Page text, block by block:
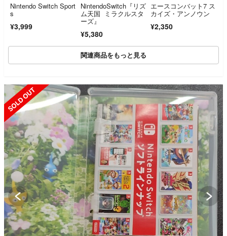
Nintendo Switch Sport
s
¥3,999
NintendoSwitch『リズ
ム天国 ミラクルスタ
ーズ』
¥5,380
エースコンバット7 ス
カイズ・アンノウン
¥2,350
関連商品をもっと見る
SOLD OUT